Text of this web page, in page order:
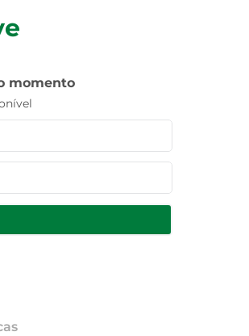
momento